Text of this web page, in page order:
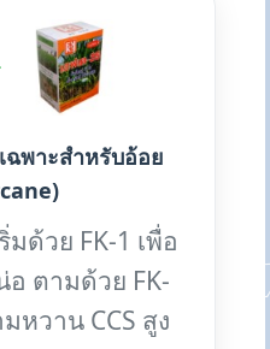
ฉพาะสำหรับอ้อย
ด้วย FK-1 เพื่อ
ตามด้วย FK-
หวาน CCS สูง